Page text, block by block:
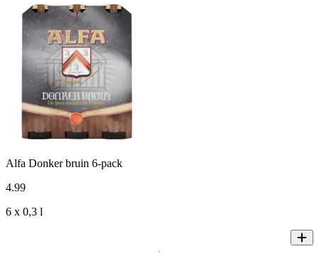
Alfa Donker bruin 6-pack
4.99
6 x 0,3 l